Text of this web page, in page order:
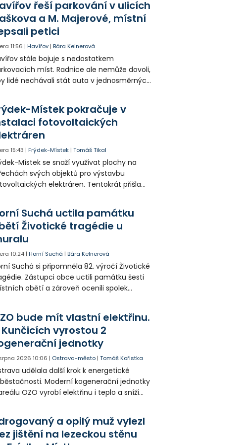
řeší parkování v ulicích
a M. Majerové, místní
petici
11:56 |Havířov |Bára Kelnerová
stále bojuje s nedostatkem
míst. Radnice ale nemůže dovoli,
lidé nechávali stát auta v jednosměrných
někteří obyvatelé rozhodli sepsat petici.
Místek pokračuje v
fotovoltaických
15:43 |Frýdek-Místek |Tomáš Tikal
Místek se snaží využívat plochy na
svých objektů pro výstavbu
elektráren. Tentokrát přišla
Suchá uctila památku
Životické tragédie u
10:24 |Horní Suchá |Bára Kelnerová
Suchá si připomněla 82. výročí Životické
Zástupci obce uctili památku šesti
obětí a zároveň ocenili spolek
bude mít vlastní elektřinu.
Kunčicích vyrostou 2
jednotky
2026 10:06 | Ostrava-město |Tomáš Kořistka
udělala další krok k energetické
Moderní kogenerační jednotky
OZO vyrobí elektřinu i teplo a sníží
a opilý muž vylezl
jištění na lezeckou stěnu